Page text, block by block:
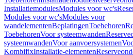
InstallatiemodulesModules voor wc's
Modules voor wc'sModules voor
wandelementenBeplatingenToebehoren
ToebehorenVoor systeemwanden
systeemwandenVoor aanvoersystemen
KombifixInstallatie-elementen